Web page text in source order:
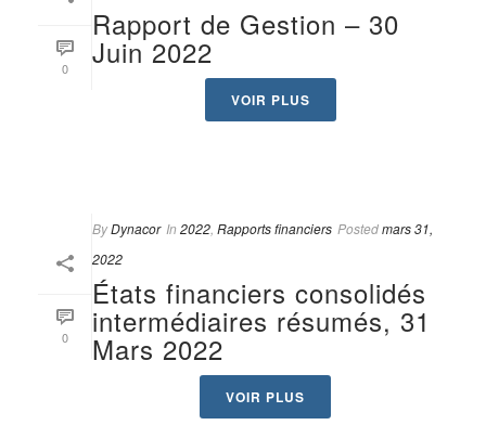
0
Rapport de Gestion – 30
Juin 2022
VOIR PLUS
0
ByDynacor In 2022 Rapports financiers Postedmars 31,
2022
États financiers consolidés
intermédiaires résumés, 31
Mars 2022
VOIR PLUS